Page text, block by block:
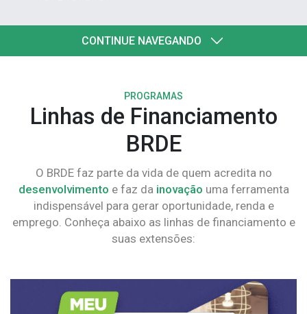
CONTINUE NAVEGANDO
PROGRAMAS
Linhas de Financiamento
BRDE
O BRDE faz parte da vida de quem acredita no
desenvolvimento e faz da inovação uma ferramenta
indispensável para gerar oportunidade, renda e
emprego. Conheça abaixo as linhas de financiamento e
suas extensões: